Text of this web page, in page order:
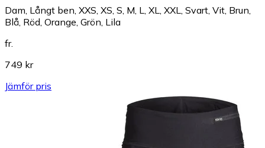
Dam, Långt ben, XXS, XS, S, M, L, XL, XXL, Svart, Vit, Brun,
Blå, Röd, Orange, Grön, Lila
fr.
749 kr
Jämför pris